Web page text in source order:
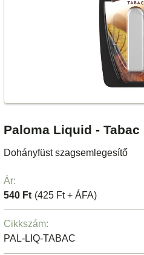
Paloma Liquid - Tabac
Dohányfüst szagsemlegesítő
Ár:
540 Ft (425 Ft + ÁFA)
Cikkszám:
PAL-LIQ-TABAC